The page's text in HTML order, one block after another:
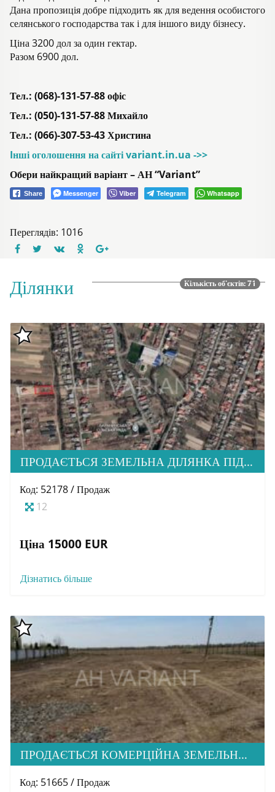
Дана пропозиція добре підходить як для ведення особистого
селянського господарства так і для іншого виду бізнесу.
Ціна 3200 дол за один гектар.
Разом 6900 дол.
Тел.: (068)-131-57-88 офіс
Тел.: (050)-131-57-88 Михайло
Тел.: (066)-307-53-43 Христина
Iнші оголошення на сайті variant.in.ua ->>
Обери найкращий варіант – АН “Variant”
Share Messenger Viber Telegram Whatsapp
Переглядів: 1016
Ділянки Кількість об'єктів: 71
ПРОДАЄТЬСЯ ЗЕМЕЛЬНА ДІЛЯНКА ПІД ЗАБУДОВУ, С. БАРАНИНЦІ
Код: 52178 / Продаж
12
Ціна 15000 EUR
Дізнатись більше
ПРОДАЄТЬСЯ КОМЕРЦІЙНА ЗЕМЕЛЬНА ДІЛЯНКА ПРИ ЦЕНТРАЛЬНІЙ ДОРОЗІ В С. БАРВІНОК
Код: 51665 / Продаж